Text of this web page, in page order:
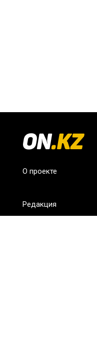
О проекте
Редакция